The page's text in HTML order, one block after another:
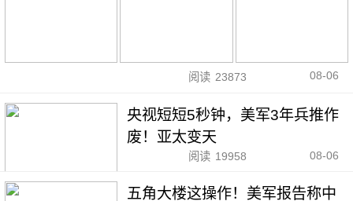
阅读 23873 08-06
央视短短5秒钟，美军3年兵推作
废！亚太变天
阅读 19958 08-06
五角大楼这操作！美军报告称中